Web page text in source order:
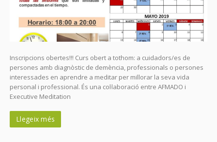
Inscripcions obertes!!! Curs obert a tothom: a cuidadors/es de
persones amb diagnòstic de demència, professionals o persones
interessades en aprendre a meditar per millorar la seva vida
personal i professional. És una col·laboració entre AFMADO i
Executive Meditation
Llegeix més